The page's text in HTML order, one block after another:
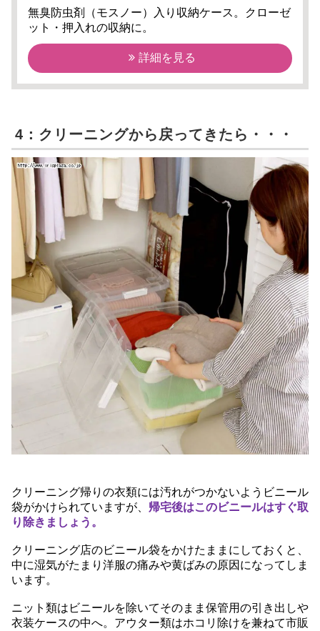
無臭防虫剤（モスノー）入り収納ケース。クローゼ
ット・押入れの収納に。
詳細を見る
4：クリーニングから戻ってきたら・・・
クリーニング帰りの衣類には汚れがつかないようビニール
袋がかけられていますが、 帰宅後はこのビニールはすぐ取
り除きましょう。
クリーニング店のビニール袋をかけたままにしておくと、
中に湿気がたまり洋服の痛みや黄ばみの原因になってしま
います。
ニット類はビニールを除いてそのまま保管用の引き出しや
衣装ケースの中へ。アウター類はホコリ除けを兼ねて市販